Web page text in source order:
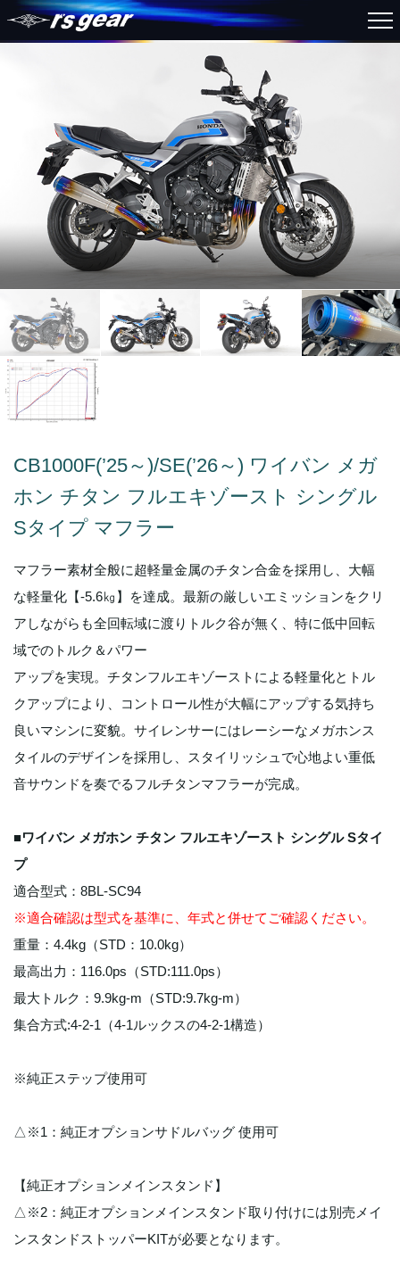
CB1000F(’25～)/SE(’26～) ワイバン メガ
ホン チタン フルエキゾースト シングル
Sタイプ マフラー
マフラー素材全般に超軽量金属のチタン合金を採用し、大幅
な軽量化【-5.6㎏】を達成。最新の厳しいエミッションをクリ
アしながらも全回転域に渡りトルク谷が無く、特に低中回転
域でのトルク＆パワー
アップを実現。チタンフルエキゾーストによる軽量化とトル
クアップにより、コントロール性が大幅にアップする気持ち
良いマシンに変貌。サイレンサーにはレーシーなメガホンス
タイルのデザインを採用し、スタイリッシュで心地よい重低
音サウンドを奏でるフルチタンマフラーが完成。
■ワイバン メガホン チタン フルエキゾースト シングル Sタイ
プ
適合型式：8BL-SC94
※適合確認は型式を基準に、年式と併せてご確認ください。
重量：4.4kg（STD：10.0kg）
最高出力：116.0ps（STD:111.0ps）
最大トルク：9.9kg-m（STD:9.7kg-m）
集合方式:4-2-1（4-1ルックスの4-2-1構造）
※純正ステップ使用可
△※1：純正オプションサドルバッグ 使用可
【純正オプションメインスタンド】
△※2：純正オプションメインスタンド取り付けには別売メイ
ンスタンドストッパーKITが必要となります。